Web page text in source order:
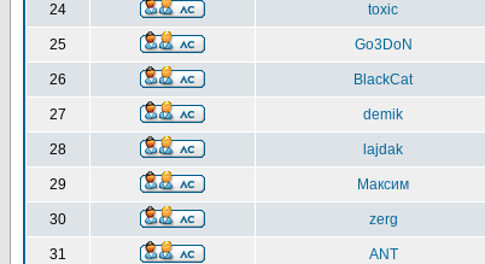
24 toxic
25 Go3DoN
26 BlackCat
27 demik
28 lajdak
29 Максим
30 zerg
31 ANT